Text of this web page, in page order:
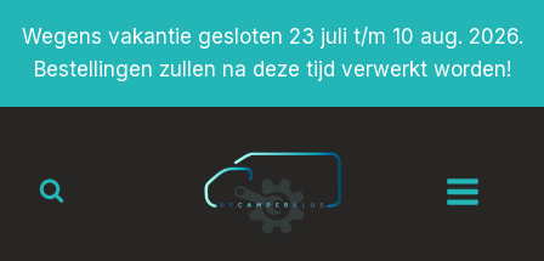
naar
inhoud
Wegens vakantie gesloten 23 juli t/m 10 aug. 2026.
Bestellingen zullen na deze tijd verwerkt worden!